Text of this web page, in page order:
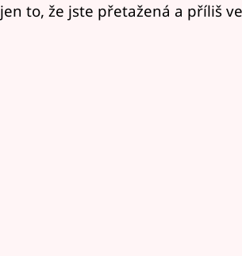
jen to, že jste přetažená a příliš